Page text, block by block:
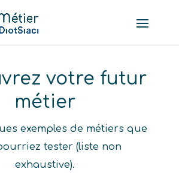
votre futur
métier
exemples de métiers que
tester (liste non
exhaustive).